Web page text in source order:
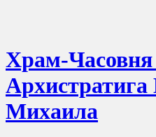
Храм-
Михаила